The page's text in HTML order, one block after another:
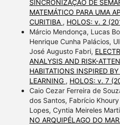
SINCRONIZAÇÃO DE
MATEMÁTICO PARA UMA
CURITIBA , HOLOS: v. 2
Márcio Mendonça, Lucas
Henrique Cunha Palácios,
José Augusto Fabri,
ANALYSIS AND RISK-
HABITATIONS INSPIRED
LEARNING , HOLOS: v. 7
Caio Cezar Ferreira de
dos Santos, Fabrício
Lopes, Cyntia Meireles
NO ARQUIPÉLAGO DO